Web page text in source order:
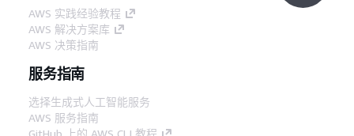
AWS 实践经验教程
AWS 解决方案库
AWS 决策指南
服务指南
选择生成式人工智能服务
AWS 服务指南
GitHub 上的 AWS CLI 教程